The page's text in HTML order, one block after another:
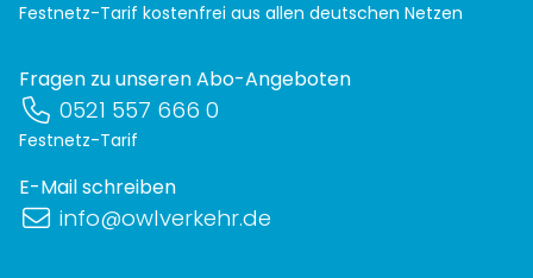
Festnetz-Tarif kostenfrei aus allen deutschen Netzen
Fragen zu unseren Abo-Angeboten
0521 557 666 0
Festnetz-Tarif
E-Mail schreiben
info@owlverkehr.de